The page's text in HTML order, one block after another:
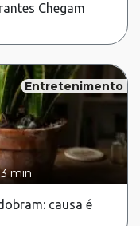
Chegam
Entretenimento
3 min
causa é